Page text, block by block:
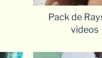
Pack de
videos